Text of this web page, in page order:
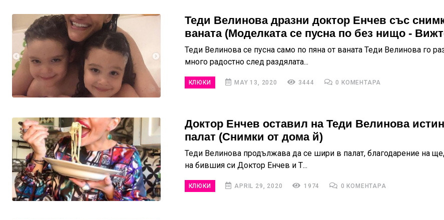
Теди Велинова дразни доктор Енчев със
ваната (Моделката се пусна по без нищо -
Теди Велинова се пусна само по пяна от ваната Теди Велинова го
много радостно след раздялата...
КЛЮКИ MAY 13, 2020 3444 0 КОМЕНТАРА
Доктор Енчев оставил на Теди Велинова
палат (Снимки от дома й)
Теди Велинова продължава да се шири в палат, благодарение на
на бившия си Доктор Енчев и Т...
КЛЮКИ APRIL 29, 2020 1974 0 КОМЕНТАРА